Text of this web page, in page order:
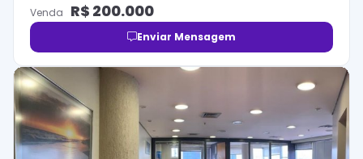
Venda R$ 200.000
Enviar Mensagem